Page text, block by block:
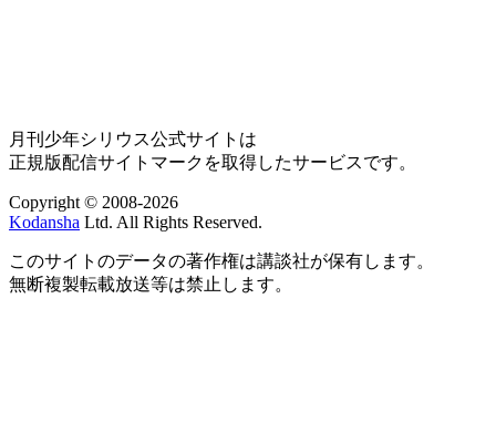
月刊少年シリウス公式サイトは
正規版配信サイトマークを取得したサービスです。
Copyright © 2008-2026
Kodansha Ltd. All Rights Reserved.
このサイトのデータの著作権は講談社が保有します。
無断複製転載放送等は禁止します。